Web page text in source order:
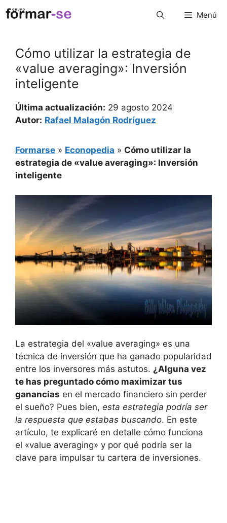
Saltar
al
Menú
Cómo utilizar la estrategia de
«value averaging»: Inversión
inteligente
Última actualización: 29 agosto 2024
Autor: Rafael Malagón Rodríguez
Formarse » Econopedia » Cómo utilizar la
estrategia de «value averaging»: Inversión
inteligente
La‍ estrategia del «value averaging» es una
técnica⁢ de inversión que ha ⁤ganado popularidad
entre los⁤ inversores más⁤ astutos. ¿Alguna​ vez⁢
te has ⁢preguntado cómo​ maximizar tus
ganancias en‍ el ‍mercado financiero sin perder
el‍ sueño? ⁢Pues⁤ bien, esta estrategia podría ser
la ‍respuesta ‍que estabas buscando. En este
artículo, te explicaré en detalle cómo funciona
el «value ⁣averaging»⁢ y por ⁢qué ‍podría ⁢ser la
clave‍ para ‍impulsar⁣ tu‍ cartera de⁢ inversiones.